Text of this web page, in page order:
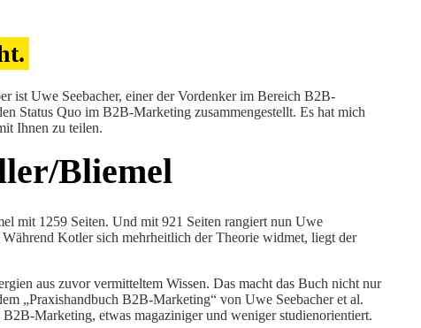
ist Uwe Seebacher, einer der Vordenker im Bereich B2B-
Status Quo im B2B-Marketing zusammengestellt. Es hat mich
Ihnen zu teilen.
Bliemel
mit 1259 Seiten. Und mit 921 Seiten rangiert nun Uwe
Kotler sich mehrheitlich der Theorie widmet, liegt der
aus zuvor vermitteltem Wissen. Das macht das Buch nicht nur
„Praxishandbuch B2B-Marketing“ von Uwe Seebacher et al.
Marketing, etwas magaziniger und weniger studienorientiert.